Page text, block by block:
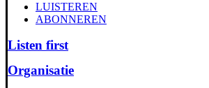
LUISTEREN
ABONNEREN
Listen first
Organisatie